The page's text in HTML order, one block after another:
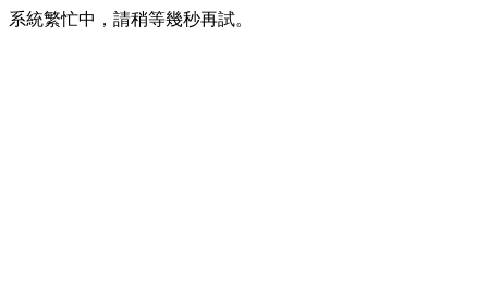
系統繁忙中，請稍等幾秒再試。